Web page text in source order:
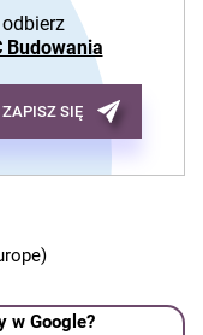
Budowania
ZAPISZ SIĘ
w Google?